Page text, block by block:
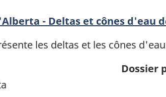
- Deltas et cônes d'eau
les deltas et les cônes
Dossier